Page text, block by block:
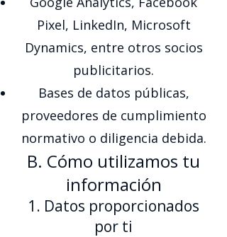
Pixel, LinkedIn, Microsoft
Dynamics, entre otros socios
publicitarios.
Bases de datos públicas,
proveedores de cumplimiento
normativo o diligencia debida.
B. Cómo utilizamos tu
información
1. Datos proporcionados
por ti